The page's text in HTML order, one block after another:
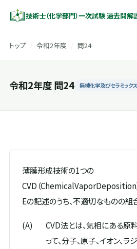
技術士（化学部門）一次試験 過去問解
トップ 令和2年度 問24
令和2年度 問24 無機化学及びセラミックス
薄膜形成技術の1つの
CVD（ChemicalVaporDeposition
Eの記述のうち、不適切なものの組
(A)
CVD法とは、気相にある原
って、分子、原子、イオン、